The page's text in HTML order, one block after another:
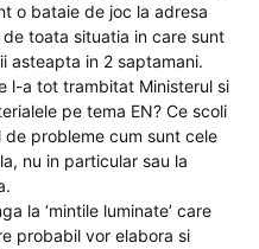
o bataie de joc la adresa
toata situatia in care sunt
asteapta in 2 saptamani.
l-a tot trambitat Ministerul si
pe tema EN? Ce scoli
probleme cum sunt cele
nu in particular sau la
la ‘mintile luminate’ care
probabil vor elabora si